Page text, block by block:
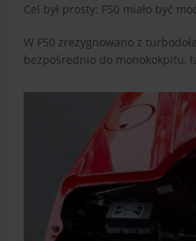
Cel był prosty: F50 miało być
W F50 zrezygnowano z
bezpośrednio do monokokpitu,